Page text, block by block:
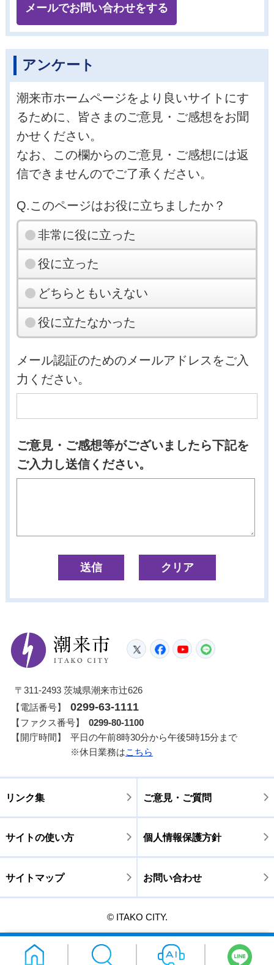
メールでお問い合わせをする
アンケート
潮来市ホームページをより良いサイトにす
るために、皆さまのご意見・ご感想をお聞
かせください。
なお、この欄からのご意見・ご感想には返
信できませんのでご了承ください。
Q.このページはお役に立ちましたか？
非常に役に立った
役に立った
どちらともいえない
役に立たなかった
メール認証のためのメールアドレスをご入
力ください。
ご意見・ご感想等がございましたら下記を
ご入力し送信ください。
潮来市
TwitterFacebook
YouTube
〒311-2493 茨城県潮来市辻626
【電話番号】
0299-63-1111
【ファクス番号】
0299-80-1100
【開庁時間】
平日の午前8時30分から午後5時15分まで
※休日業務はこちら
リンク集 ご意見・ご質問
サイトの使い方 個人情報保護方針
サイトマップ お問い合わせ
© ITAKO CITY.